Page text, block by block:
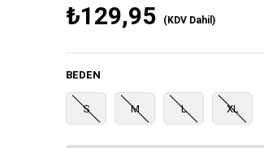
₺129,95 (KDV Dahil)
BEDEN
S M L XL